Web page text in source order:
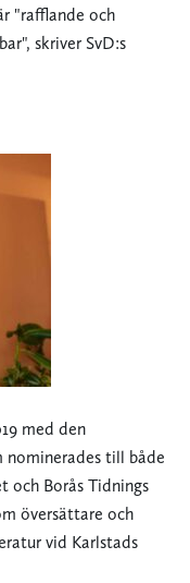
"rafflande och
skriver SvD:s
med den
nominerades till både
och Borås Tidnings
översättare och
vid Karlstads